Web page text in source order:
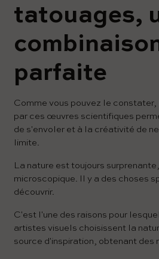
tatouages,
parfaite
Comme vous pouvez le
par ces œuvres scientifiques
de s'envoler et à la créativité de
limite.
La nature est toujours
microscopique. Il y a des choses
découvrir.
C'est l'une des raisons pour
artistes visuels choisissent la
source d'inspiration, obtenant des